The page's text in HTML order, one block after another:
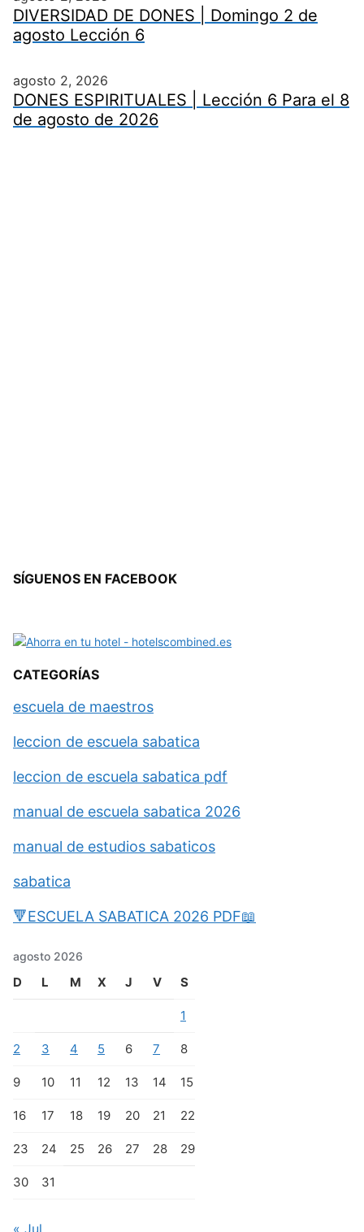
DIVERSIDAD DE DONES | Domingo 2 de
agosto Lección 6
agosto 2, 2026
DONES ESPIRITUALES | Lección 6 Para el 8
de agosto de 2026
SÍGUENOS EN FACEBOOK
CATEGORÍAS
escuela de maestros
leccion de escuela sabatica
leccion de escuela sabatica pdf
manual de escuela sabatica 2026
manual de estudios sabaticos
sabatica
🔻ESCUELA SABATICA 2026 PDF📖
agosto 2026
D L M X J V S
1
2 3 4 5 6 7 8
9 10 11 12 13 14 15
16 17 18 19 20 21 22
23 24 25 26 27 28 29
30 31